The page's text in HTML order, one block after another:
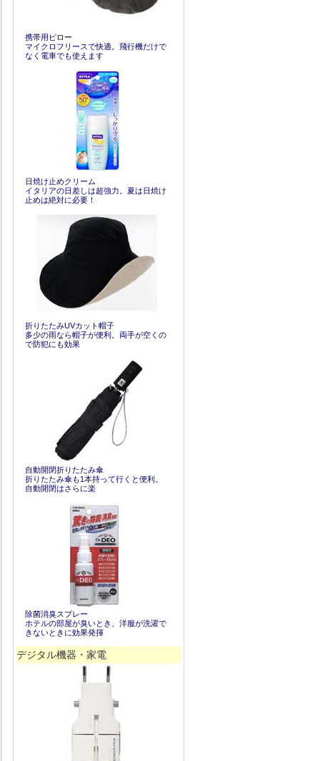
携帯用ピロー
マイクロフリースで快適。飛行機だけで
なく電車でも使えます
日焼け止めクリーム
イタリアの日差しは超強力。夏は日焼け
止めは絶対に必要！
折りたたみUVカット帽子
多少の雨なら帽子が便利。両手が空くの
で防犯にも効果
自動開閉折りたたみ傘
折りたたみ傘も1本持って行くと便利。
自動開閉はさらに楽
除菌消臭スプレー
ホテルの部屋が臭いとき、洋服が洗濯で
きないときに効果発揮
デジタル機器・家電